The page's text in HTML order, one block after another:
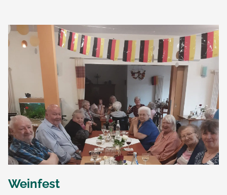
Weinfest